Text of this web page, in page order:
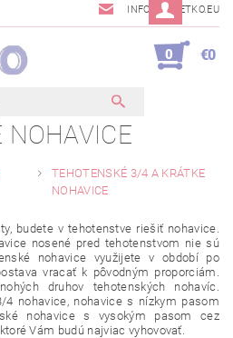
INFO@BABETKO.EU
0 €0
TEHOTENSKÉ 3/4 A KRÁTKE
NOHAVICE
budete v tehotenstve riešiť nohavice.
nosené pred tehotenstvom nie sú
nohavice využijete v období po
vracať k pôvodným proporciám.
druhov tehotenských nohavíc.
4 nohavice, nohavice s nízkym pasom
nohavice s vysokým pasom cez
Vám budú najviac vyhovovať.